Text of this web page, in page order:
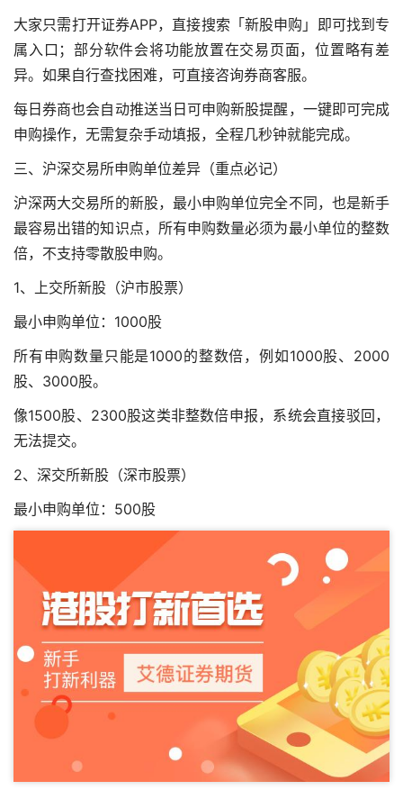
大家只需打开证券APP，直接搜索「新股申购」即可找到专
属入口；部分软件会将功能放置在交易页面，位置略有差
异。如果自行查找困难，可直接咨询券商客服。
每日券商也会自动推送当日可申购新股提醒，一键即可完成
申购操作，无需复杂手动填报，全程几秒钟就能完成。
三、沪深交易所申购单位差异（重点必记）
沪深两大交易所的新股，最小申购单位完全不同，也是新手
最容易出错的知识点，所有申购数量必须为最小单位的整数
倍，不支持零散股申购。
1、上交所新股（沪市股票）
最小申购单位：1000股
所有申购数量只能是1000的整数倍，例如1000股、2000
股、3000股。
像1500股、2300股这类非整数倍申报，系统会直接驳回，
无法提交。
2、深交所新股（深市股票）
最小申购单位：500股